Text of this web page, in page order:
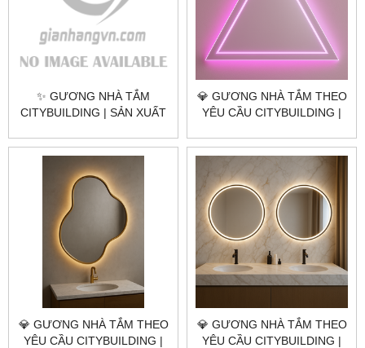
✨ GƯƠNG NHÀ TẮM
CITYBUILDING | SẢN XUẤT
CHỐNG ẨM, SANG TRỌNG,
💎 GƯƠNG NHÀ TẮM THEO
YÊU CẦU CITYBUILDING |
GIÁ GƯƠNG NHÀ TẮM TP.
THỦ ĐỨC TP.HCM
💎 GƯƠNG NHÀ TẮM THEO
YÊU CẦU CITYBUILDING |
💎 GƯƠNG NHÀ TẮM THEO
YÊU CẦU CITYBUILDING |